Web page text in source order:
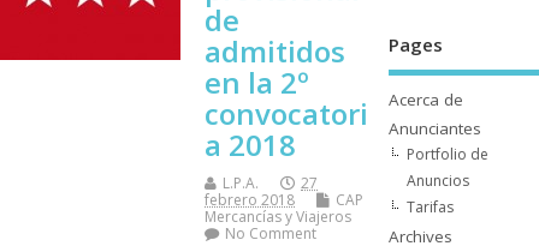
de
admitidos
en la 2º
convocatori
a 2018
L.P.A.
27
febrero 2018
CAP
Mercancí­as y Viajeros
No Comment
Pages
Acerca de
Anunciantes
Portfolio de
Anuncios
Tarifas
Archives